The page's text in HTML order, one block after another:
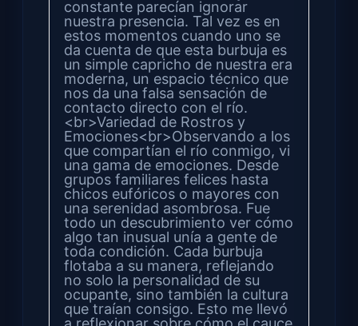
constante parecían ignorar
nuestra presencia. Tal vez es en
estos momentos cuando uno se
da cuenta de que esta burbuja es
un simple capricho de nuestra era
moderna, un espacio técnico que
nos da una falsa sensación de
contacto directo con el río.
<br>Variedad de Rostros y
Emociones<br>Observando a los
que compartían el río conmigo, vi
una gama de emociones. Desde
grupos familiares felices hasta
chicos eufóricos o mayores con
una serenidad asombrosa. Fue
todo un descubrimiento ver cómo
algo tan inusual unía a gente de
toda condición. Cada burbuja
flotaba a su manera, reflejando
no solo la personalidad de su
ocupante, sino también la cultura
que traían consigo. Esto me llevó